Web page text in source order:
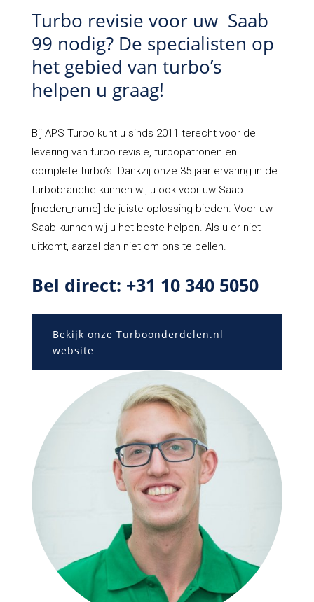
Turbo revisie voor uw Saab
99 nodig? De specialisten op
het gebied van turbo’s
helpen u graag!
Bij APS Turbo kunt u sinds 2011 terecht voor de
levering van turbo revisie, turbopatronen en
complete turbo’s. Dankzij onze 35 jaar ervaring in de
turbobranche kunnen wij u ook voor uw Saab
[moden_name] de juiste oplossing bieden. Voor uw
Saab kunnen wij u het beste helpen. Als u er niet
uitkomt, aarzel dan niet om ons te bellen.
Bel direct: +31 10 340 5050
Bekijk onze Turboonderdelen.nl
website